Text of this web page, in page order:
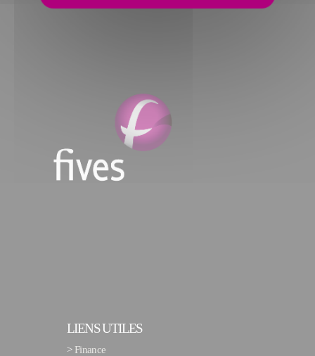
LIENS UTILES
> Finance